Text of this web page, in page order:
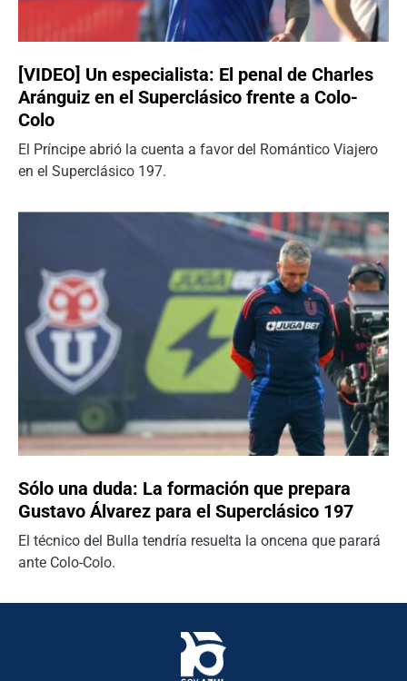
[VIDEO] Un especialista: El penal de Charles
Aránguiz en el Superclásico frente a Colo-
Colo
El Príncipe abrió la cuenta a favor del Romántico Viajero
en el Superclásico 197.
Sólo una duda: La formación que prepara
Gustavo Álvarez para el Superclásico 197
El técnico del Bulla tendría resuelta la oncena que parará
ante Colo-Colo.